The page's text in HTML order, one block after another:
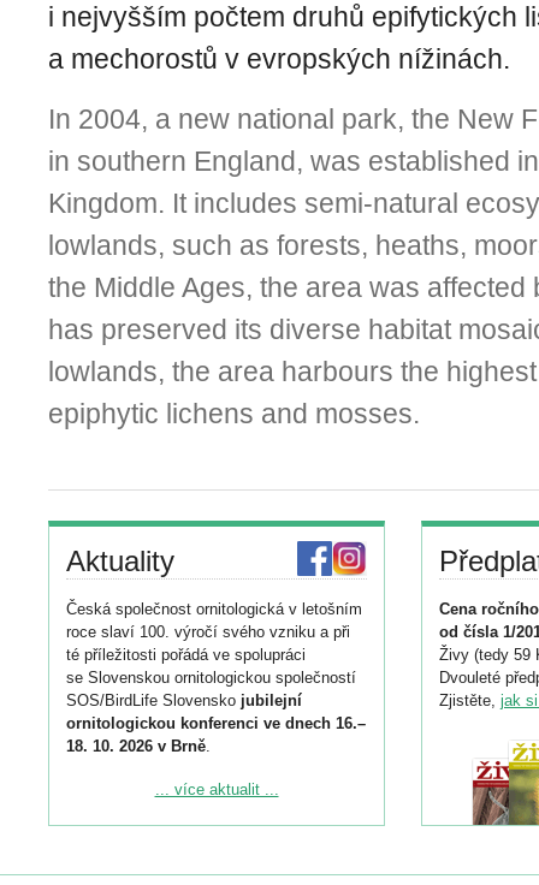
i nejvyšším počtem druhů epifytických
a mechorostů v evropských nížinách.
In 2004, a new national park, the New
in southern England, was established
Kingdom. It includes semi-natural
lowlands, such as forests, heaths,
the Middle Ages, the area was affected
has preserved its diverse habitat
lowlands, the area harbours the
epiphytic lichens and mosses.
Aktuality
Česká společnost ornitologická v letošním
roce slaví 100. výročí svého vzniku a při
té příležitosti pořádá ve spolupráci
se Slovenskou ornitologickou společností
SOS/BirdLife Slovensko jubilejní
ornitologickou konferenci ve dnech 16.–
18. 10. 2026 v Brně.
Podrobnější informace ke konferenci
Registrovat se můžete do 6. září.
... více aktualit ...
Cena
od čísla 1/
Živy (tedy 59
Dvouleté
Zjistěte, jak